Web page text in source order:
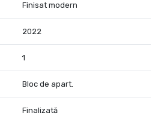
Finisat modern
2022
1
Bloc de apart.
Finalizată